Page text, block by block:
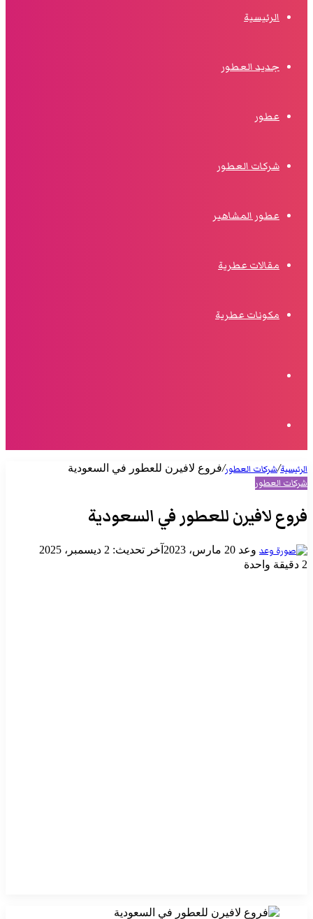
الرئيسية
جديد العطور
عطور
شركات العطور
عطور المشاهير
مقالات عطرية
مكونات عطرية
الرئيسية/شركات العطور/فروع لافيرن للعطور في السعودية
شركات العطور
فروع لافيرن للعطور في السعودية
وعد أرسل
20 مارس، 2023
آخر تحديث: 2 ديسمبر، 2025
2 دقيقة واحدة